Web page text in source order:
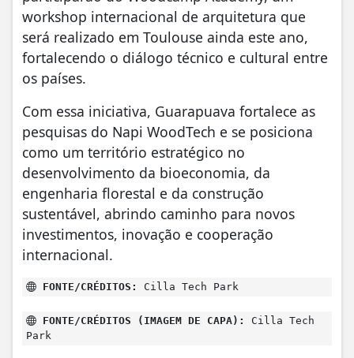
workshop internacional de arquitetura que
será realizado em Toulouse ainda este ano,
fortalecendo o diálogo técnico e cultural entre
os países.
Com essa iniciativa, Guarapuava fortalece as
pesquisas do Napi WoodTech e se posiciona
como um território estratégico no
desenvolvimento da bioeconomia, da
engenharia florestal e da construção
sustentável, abrindo caminho para novos
investimentos, inovação e cooperação
internacional.
FONTE/CRÉDITOS: Cilla Tech Park
FONTE/CRÉDITOS (IMAGEM DE CAPA):
Cilla Tech
Park